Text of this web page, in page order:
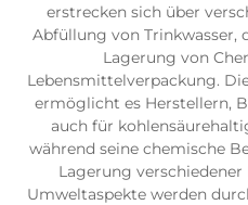
erstrecken sich über
Abfüllung von Trinkwasser,
Lagerung von
Lebensmittelverpackung.
ermöglicht es Herstellern,
auch für
während seine chemische
Lagerung
Umweltaspekte werden